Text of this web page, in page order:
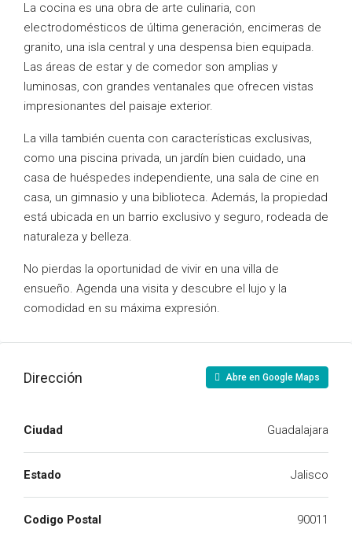
La cocina es una obra de arte culinaria, con
electrodomésticos de última generación, encimeras de
granito, una isla central y una despensa bien equipada.
Las áreas de estar y de comedor son amplias y
luminosas, con grandes ventanales que ofrecen vistas
impresionantes del paisaje exterior.
La villa también cuenta con características exclusivas,
como una piscina privada, un jardín bien cuidado, una
casa de huéspedes independiente, una sala de cine en
casa, un gimnasio y una biblioteca. Además, la propiedad
está ubicada en un barrio exclusivo y seguro, rodeada de
naturaleza y belleza.
No pierdas la oportunidad de vivir en una villa de
ensueño. Agenda una visita y descubre el lujo y la
comodidad en su máxima expresión.
Dirección Abre en Google Maps
Ciudad Guadalajara
Estado Jalisco
Codigo Postal 90011